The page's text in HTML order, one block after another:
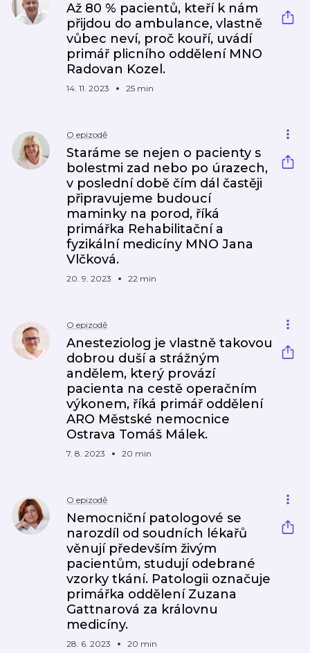
Až 80 % pacientů, kteří k nám
přijdou do ambulance, vlastně
vůbec neví, proč kouří, uvádí
primář plicního oddělení MNO
Radovan Kozel.
14. 11. 2023 25 min
O epizodě
Staráme se nejen o pacienty s
bolestmi zad nebo po úrazech,
v poslední době čím dál častěji
připravujeme budoucí
maminky na porod, říká
primářka Rehabilitační a
fyzikální medicíny MNO Jana
Vlčková.
20. 9. 2023 22 min
O epizodě
Anesteziolog je vlastně takovou
dobrou duší a strážným
andělem, který provází
pacienta na cestě operačním
výkonem, říká primář oddělení
ARO Městské nemocnice
Ostrava Tomáš Málek.
7. 8. 2023 20 min
O epizodě
Nemocniční patologové se
narozdíl od soudních lékařů
věnují především živým
pacientům, studují odebrané
vzorky tkání. Patologii označuje
primářka oddělení Zuzana
Gattnarová za královnu
medicíny.
28. 6. 2023 20 min